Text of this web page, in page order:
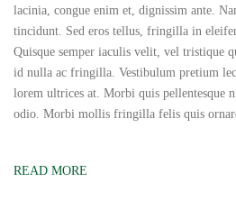
lacinia, congue enim et, dignissim ante.
tincidunt. Sed eros tellus, fringilla in
Quisque semper iaculis velit, vel tristique
id nulla ac fringilla. Vestibulum pretium
lorem ultrices at. Morbi quis pellentesque
odio. Morbi mollis fringilla felis quis
READ MORE